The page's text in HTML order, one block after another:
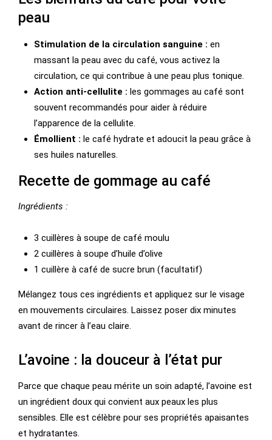
peau
Stimulation de la circulation sanguine : en
massant la peau avec du café, vous activez la
circulation, ce qui contribue à une peau plus tonique.
Action anti-cellulite : les gommages au café sont
souvent recommandés pour aider à réduire
l’apparence de la cellulite.
Émollient : le café hydrate et adoucit la peau grâce à
ses huiles naturelles.
Recette de gommage au café
Ingrédients :
3 cuillères à soupe de café moulu
2 cuillères à soupe d’huile d’olive
1 cuillère à café de sucre brun (facultatif)
Mélangez tous ces ingrédients et appliquez sur le visage
en mouvements circulaires. Laissez poser dix minutes
avant de rincer à l’eau claire.
L’avoine : la douceur à l’état pur
Parce que chaque peau mérite un soin adapté, l’avoine est
un ingrédient doux qui convient aux peaux les plus
sensibles. Elle est célèbre pour ses propriétés apaisantes
et hydratantes.